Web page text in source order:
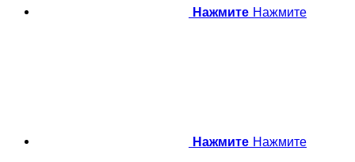
Нажмите Нажмите
Нажмите Нажмите